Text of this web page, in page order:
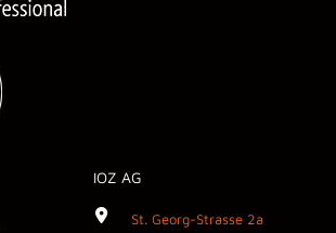
IOZ AG
St. Georg-Strasse 2a